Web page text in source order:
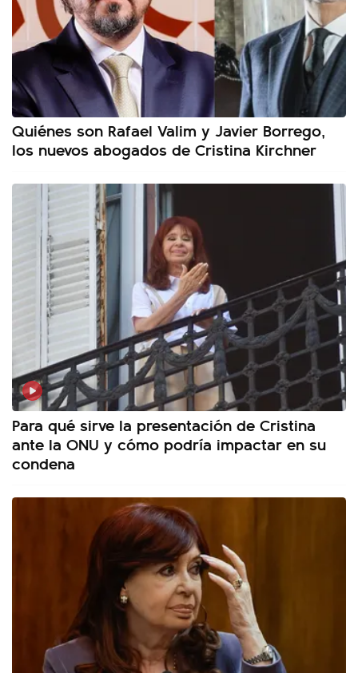
Quiénes son Rafael Valim y Javier Borrego,
los nuevos abogados de Cristina Kirchner
Para qué sirve la presentación de Cristina
ante la ONU y cómo podría impactar en su
condena